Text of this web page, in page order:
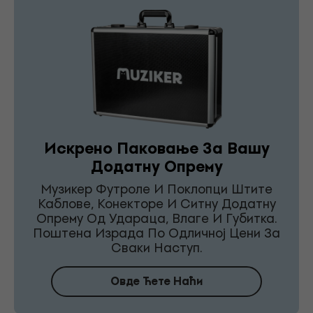
Искрено Паковање За Вашу
Додатну Опрему
Музикер Футроле И Поклопци Штите
Каблове, Конекторе И Ситну Додатну
Опрему Од Удараца, Влаге И Губитка.
Поштена Израда По Одличној Цени За
Сваки Наступ.
Овде Ћете Наћи